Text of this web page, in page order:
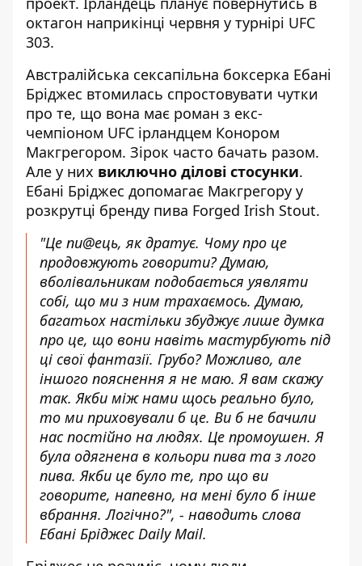
октагон наприкінці червня у турнірі UFC
303.
Австралійська сексапільна боксерка Ебані
Бріджес втомилась спростовувати чутки
про те, що вона має роман з екс-
чемпіоном UFC ірландцем Конором
Макгрегором. Зірок часто бачать разом.
Але у них виключно ділові стосунки.
Ебані Бріджес допомагає Макгрегору у
розкрутці бренду пива Forged Irish Stout.
"Це пи@ець, як дратує. Чому про це
продовжують говорити? Думаю,
вболівальникам подобається уявляти
собі, що ми з ним трахаємось. Думаю,
багатьох настільки збуджує лише думка
про це, що вони навіть мастурбують під
ці свої фантазії. Грубо? Можливо, але
іншого пояснення я не маю. Я вам скажу
так. Якби між нами щось реально було,
то ми приховували б це. Ви б не бачили
нас постійно на людях. Це промоушен. Я
була одягнена в кольори пива та з лого
пива. Якби це було те, про що ви
говорите, напевно, на мені було б інше
вбрання. Логічно?", - наводить слова
Ебані БріджесDaily Mail.